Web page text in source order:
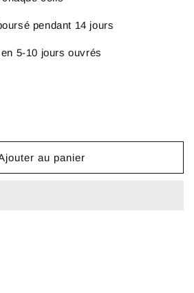
pendant 14 jours
5-10 jours ouvrés
au panier